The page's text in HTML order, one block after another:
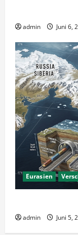
admin Juni 6,
Eurasien
admin Juni 5,